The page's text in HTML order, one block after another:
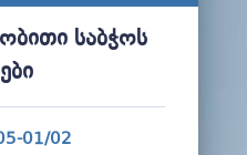
საბჭოს
01/02